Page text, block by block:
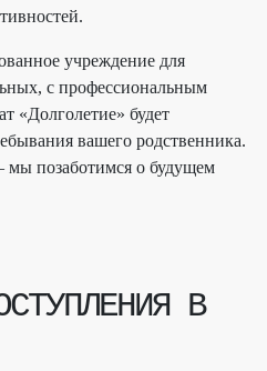
учреждение для
с профессиональным
«Долголетие» будет
вашего родственника.
мы позаботимся о будущем
В